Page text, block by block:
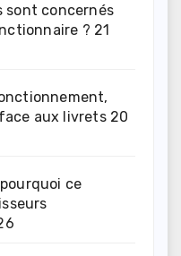
sont concernés
? 21
aux livrets 20
ce